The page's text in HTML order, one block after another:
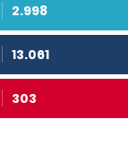
2.998
13.061
303